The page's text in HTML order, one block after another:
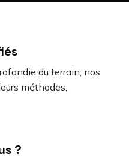
du terrain, nos
méthodes,
?